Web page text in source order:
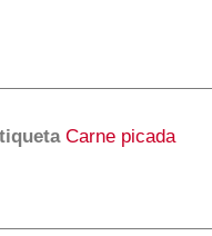
Carne picada